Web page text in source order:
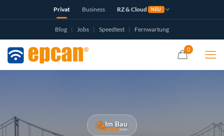
Privat Business RZ & Cloud NEU
Blog | Jobs | Speedtest | Fernwartung
0
Im Bau